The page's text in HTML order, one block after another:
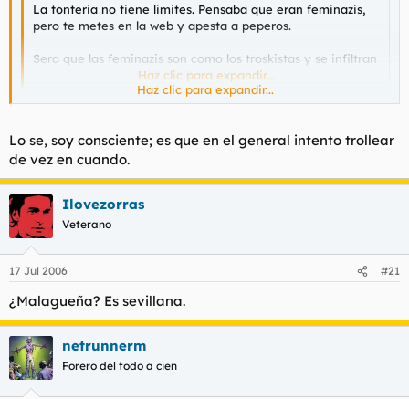
La tonteria no tiene limites. Pensaba que eran feminazis,
pero te metes en la web y apesta a peperos.
Sera que las feminazis son como los troskistas y se infiltran
en todas partes. Maldita plagaHaz clic para expandir...
SU COMENTARIO UNIDO A LAS IMAGENES QUE SALEN EN SU
FIRMA NO TIENE MUCHO SENTIDO
Haz clic para expandir...
Lo se, soy consciente; es que en el general intento trollear
de vez en cuando.
Ilovezorras
Veterano
17 Jul 2006 #21
¿Malagueña? Es sevillana.
netrunnerm
Forero del todo a cien